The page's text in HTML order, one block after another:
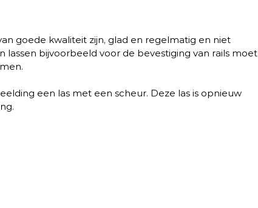
goede kwaliteit zijn, glad en regelmatig en niet
lassen bijvoorbeeld voor de bevestiging van rails moet
een las met een scheur. Deze las is opnieuw